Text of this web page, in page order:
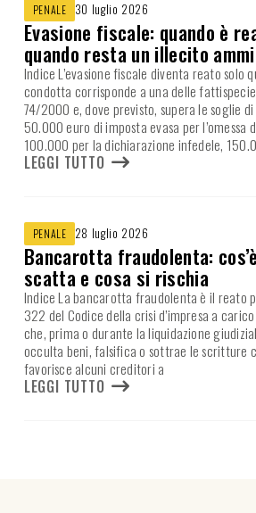
PENALE 30 luglio 2026
Evasione fiscale: quando è
quando resta un illecito
Indice L’evasione fiscale diventa reato solo
condotta corrisponde a una delle fattispecie
74/2000 e, dove previsto, supera le soglie
50.000 euro di imposta evasa per l’omessa
100.000 per la dichiarazione infedele,
LEGGI TUTTO
PENALE 28 luglio 2026
Bancarotta fraudolenta:
scatta e cosa si rischia
Indice La bancarotta fraudolenta è il reato
322 del Codice della crisi d’impresa a
che, prima o durante la liquidazione
occulta beni, falsifica o sottrae le scritture
favorisce alcuni creditori a
LEGGI TUTTO